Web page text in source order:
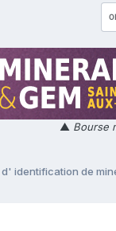
▲ Bourse
d' identification de